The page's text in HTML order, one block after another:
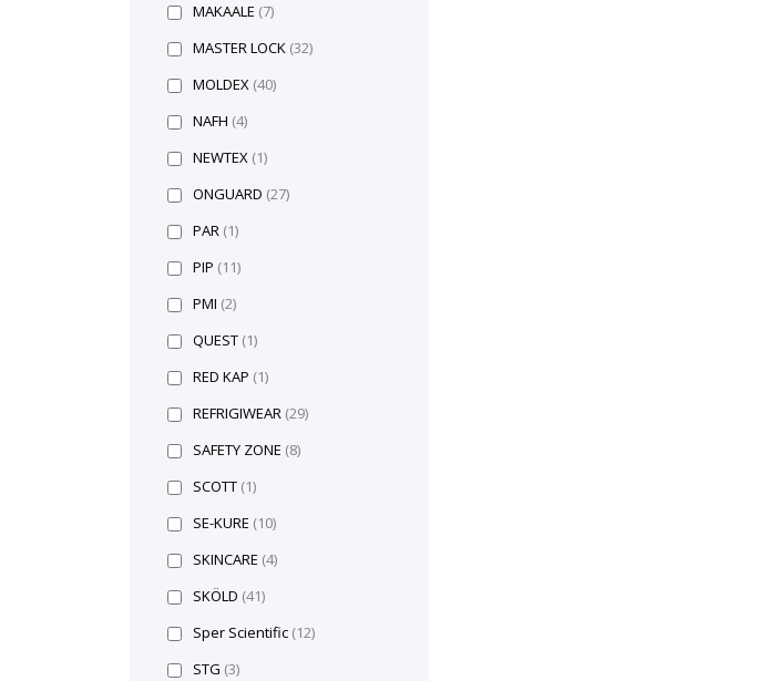
MAKAALE (7)
MASTER LOCK (32)
MOLDEX (40)
NAFH (4)
NEWTEX (1)
ONGUARD (27)
PAR (1)
PIP (11)
PMI (2)
QUEST (1)
RED KAP (1)
REFRIGIWEAR (29)
SAFETY ZONE (8)
SCOTT (1)
SE-KURE (10)
SKINCARE (4)
SKÖLD (41)
Sper Scientific (12)
STG (3)